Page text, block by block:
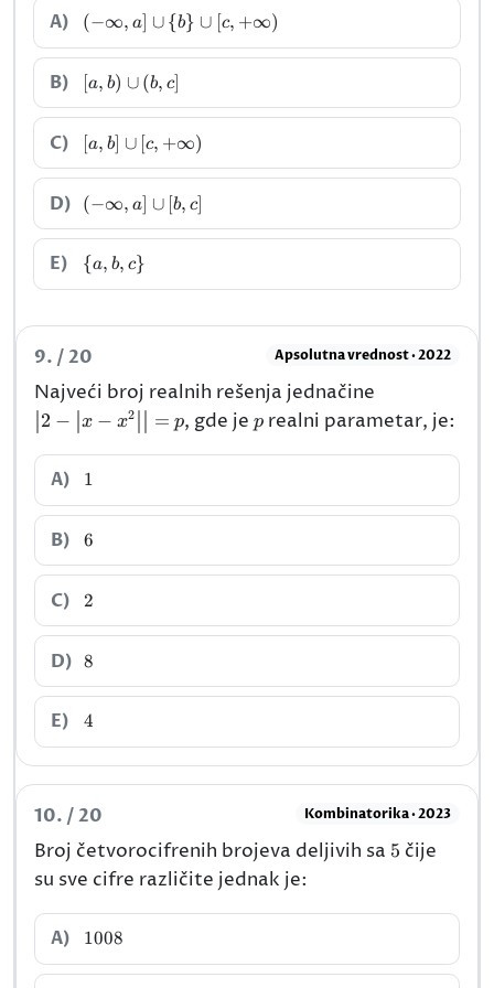
A)
(-\infty,a]\cup\
{b\}\cup[c,+\infty)
(−∞, a] ∪ {b} ∪ c, +∞)
B) [a,b)\cup(b,c]
a, b) ∪ (b, c]
C) [a,b]\cup[c,+\infty)
[a, b] ∪ [c, +∞)
D) (-
\infty,a]\cup[b,c]
(−∞, a] ∪ [b, c]
E)
\
{a,b,c\}
{a, b, c}
9. / 20 Apsolutna vrednost · 2022
Najveći broj realnih rešenja jednačine
2 − x − x2 = p, gde jep
p realni parametar, je:
A) 1
1
B) 6
6
C) 2
2
D) 8
8
E) 4
4
10. / 20 Kombinatorika · 2023
Broj četvorocifrenih brojeva deljivih sa 5
5 čije
su sve cifre različite jednak je:
A) 1008
1008